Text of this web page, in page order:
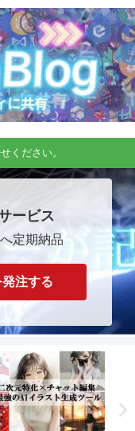
ください。
ービス
定期納品
注する